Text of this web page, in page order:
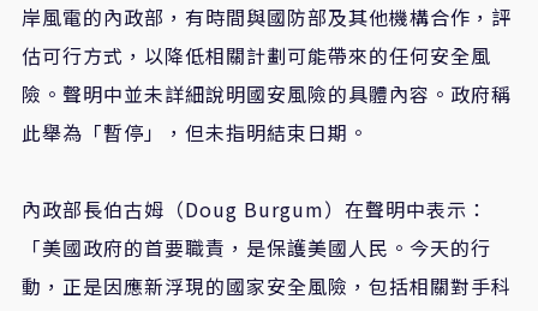
岸風電的內政部，有時間與國防部及其他機構合作，評
估可行方式，以降低相關計劃可能帶來的任何安全風
險。聲明中並未詳細說明國安風險的具體內容。政府稱
此舉為「暫停」，但未指明結束日期。
內政部長伯古姆（Doug Burgum）在聲明中表示：
「美國政府的首要職責，是保護美國人民。今天的行
動，正是因應新浮現的國家安全風險，包括相關對手科